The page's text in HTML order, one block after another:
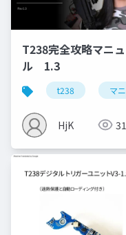
T238完全攻略マニ
ル 1.3
t238 マ
HjK